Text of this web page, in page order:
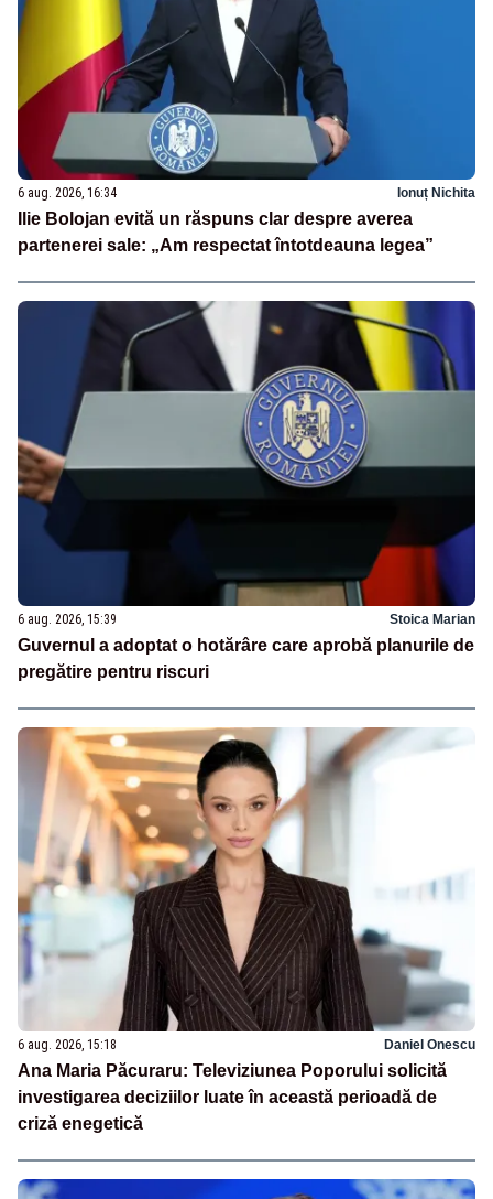
6 aug. 2026, 16:34 Ionuț Nichita
Ilie Bolojan evită un răspuns clar despre averea
partenerei sale: „Am respectat întotdeauna legea”
6 aug. 2026, 15:39 Stoica Marian
Guvernul a adoptat o hotărâre care aprobă planurile de
pregătire pentru riscuri
6 aug. 2026, 15:18 Daniel Onescu
Ana Maria Păcuraru: Televiziunea Poporului solicită
investigarea deciziilor luate în această perioadă de
criză enegetică